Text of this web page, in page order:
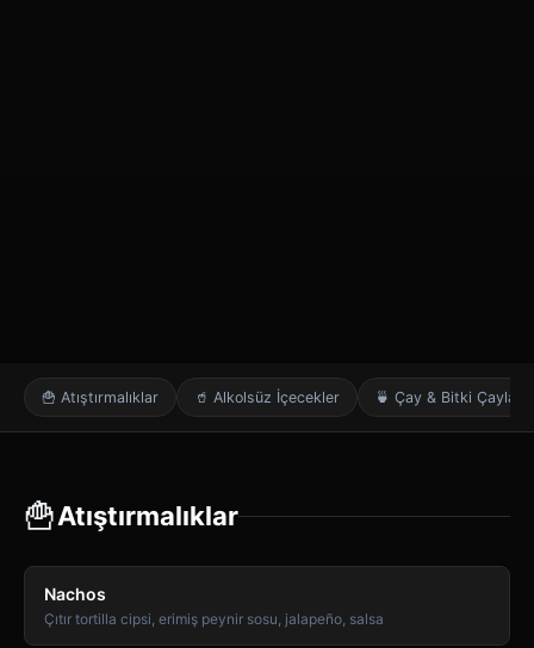
🍟 Atıştırmalıklar 🥤 Alkolsüz İçecekler 🍵 Çay & Bitki Çayları
🍟Atıştırmalıklar
Nachos
Çıtır tortilla cipsi, erimiş peynir sosu, jalapeño, salsa